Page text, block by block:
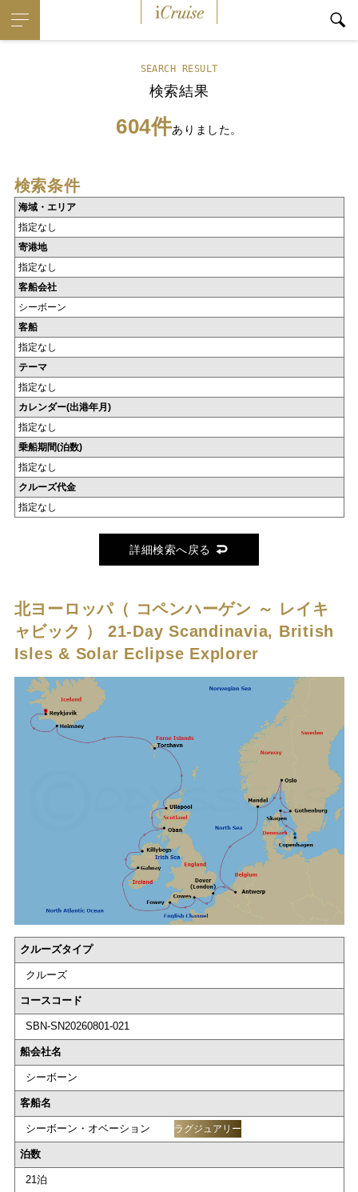
SEARCH RESULT
検索結果
604件ありました。
検索条件
海域・エリア
指定なし
寄港地
指定なし
客船会社
シーボーン
客船
指定なし
テーマ
指定なし
カレンダー(出港年月)
指定なし
乗船期間(泊数)
指定なし
クルーズ代金
指定なし
詳細検索へ戻る
北ヨーロッパ（ コペンハーゲン ～ レイキ
ャビック ） 21-Day Scandinavia, British
Isles & Solar Eclipse Explorer
クルーズタイプ
クルーズ
コースコード
SBN-SN20260801-021
船会社名
シーボーン
客船名
シーボーン・オベーション ラグジュアリー
泊数
21泊